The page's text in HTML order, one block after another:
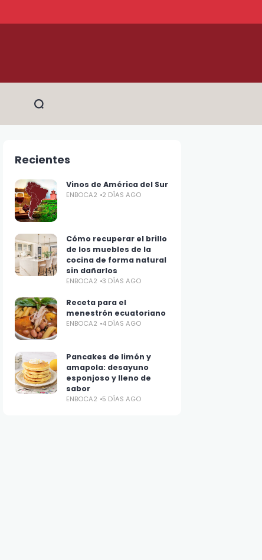
Recientes
Vinos de América del Sur
ENBOCA2 2 DÍAS AGO
Cómo recuperar el brillo
de los muebles de la
cocina de forma natural
sin dañarlos
ENBOCA2 3 DÍAS AGO
Receta para el
menestrón ecuatoriano
ENBOCA2 4 DÍAS AGO
Pancakes de limón y
amapola: desayuno
esponjoso y lleno de
sabor
ENBOCA2 5 DÍAS AGO